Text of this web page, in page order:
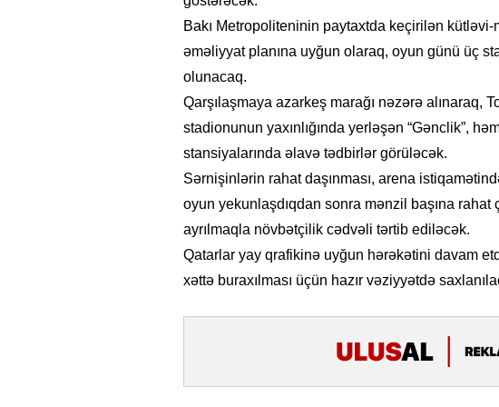
Bakı Metropoliteninin paytaxtda keçirilən
əməliyyat planına uyğun olaraq, oyun günü üç
olunacaq.
Qarşılaşmaya azarkeş marağı nəzərə alınaraq,
stadionunun yaxınlığında yerləşən “Gənclik”,
stansiyalarında əlavə tədbirlər görüləcək.
Sərnişinlərin rahat daşınması, arena
oyun yekunlaşdıqdan sonra mənzil başına rahat
ayrılmaqla növbətçilik cədvəli tərtib ediləcək.
Qatarlar yay qrafikinə uyğun hərəkətini davam
xəttə buraxılması üçün hazır vəziyyətdə